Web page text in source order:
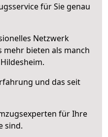
für Sie genau
Netzwerk
bieten als manch
und das seit
für Ihre
sind.